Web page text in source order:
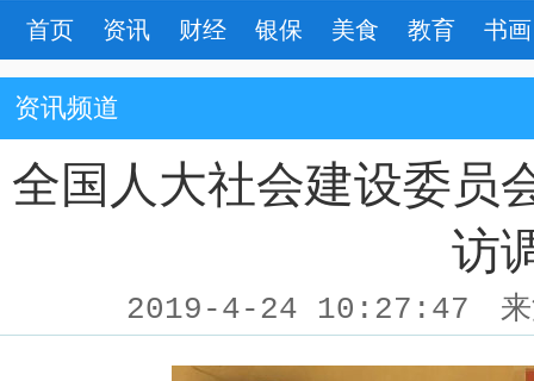
首页 资讯 财经 银保 美食 教育 书画
资讯频道
全国人大社会建设委员
访
2019-4-24 10:27:47